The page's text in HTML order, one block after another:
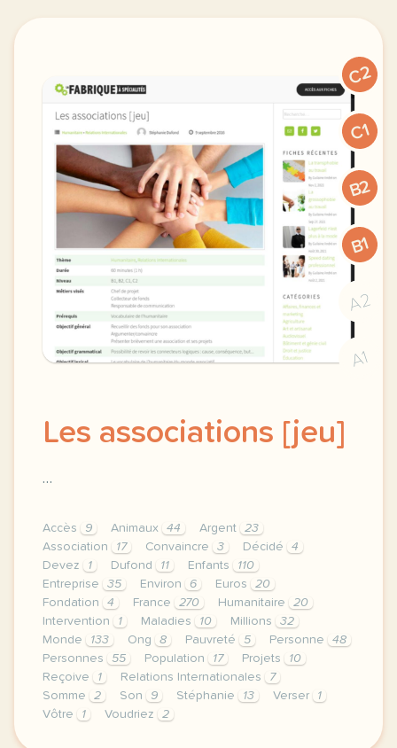
C2
C1
B2
B1
A2
A1
Les associations [jeu]
…
Accès 9 Animaux 44 Argent
23
Association
17 Convaincre 3 Décidé
4
Devez
1 Dufond 11 Enfants
110
Entreprise
35 Environ 6 Euros
20
Fondation
4 France 270 Humanitaire
20
Intervention
1 Maladies 10 Millions
32
Monde
133 Ong 8 Pauvreté 5 Personne
48
Personnes
55 Population 17 Projets
10
Reçoive
1 Relations Internationales
7
Somme
2 Son 9 Stéphanie 13 Verser
1
Vôtre
1 Voudriez 2
theme humanitaire relations internationales